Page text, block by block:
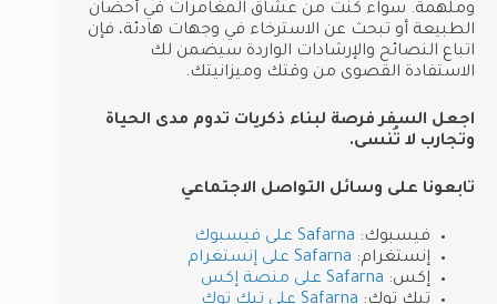
وملهمة. سواء كنت من عشاق المغامرات في أحضان
الطبيعة أو تبحث عن الاسترخاء في وجهات هادئة، فإن
اتباع النصائح والإرشادات الواردة سيضمن لك
الاستفادة القصوى من وقتك وميزانيتك.
اجعل السفر فرصة لبناء ذكريات تدوم مدى الحياة
وتجارب لا تُنسى.
تابعونا على وسائل التواصل الاجتماعي
فيسبوك: Safarna على فيسبوك
إنستغرام: Safarna على إنستغرام
إكس: Safarna على منصة إكس